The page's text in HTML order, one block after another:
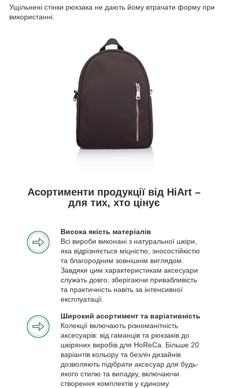
Ущільнені стінки рюкзака не дають йому втрачати форму при
використанні.
Асортименти продукції від HiArt –
для тих, хто цінує
Висока якість матеріалів
Всі вироби виконані з натуральної шкіри,
яка відрізняється міцністю, зносостійкістю
та благородним зовнішнім виглядом.
Завдяки цим характеристикам аксесуари
служать довго, зберігаючи привабливість
та практичність навіть за інтенсивної
експлуатації.
Широкий асортимент та варіативність
Колекції включають різноманітність
аксесуарів: від гаманців та рюкзаків до
шкіряних виробів для HoReCa. Більше 20
варіантів кольору та безліч дизайнів
дозволяють підібрати аксесуар для будь-
якого стилю та випадку, включаючи
створення комплектів у єдиному